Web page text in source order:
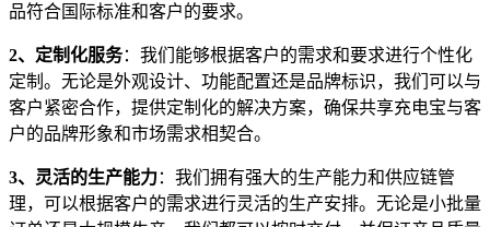
品符合国际标准和客户的要求。
2、定制化服务：我们能够根据客户的需求和要求进行个性化
定制。无论是外观设计、功能配置还是品牌标识，我们可以与
客户紧密合作，提供定制化的解决方案，确保共享充电宝与客
户的品牌形象和市场需求相契合。
3、灵活的生产能力：我们拥有强大的生产能力和供应链管
理，可以根据客户的需求进行灵活的生产安排。无论是小批量